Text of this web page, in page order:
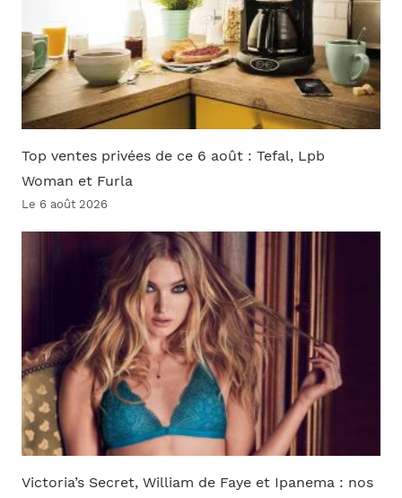
Top ventes privées de ce 6 août : Tefal, Lpb
Woman et Furla
Le 6 août 2026
Victoria’s Secret, William de Faye et Ipanema : nos